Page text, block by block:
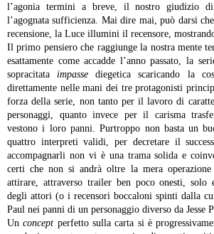
l’agonia termini a breve, il nostro giudizio
l’agognata sufficienza. Mai dire mai, può darsi
recensione, la Luce illumini il recensore,
Il primo pensiero che raggiunge la nostra mente
esattamente come accadde l’anno passato, la
sopracitata impasse diegetica scaricando la
direttamente nelle mani dei tre protagonisti
forza della serie, non tanto per il lavoro di
personaggi, quanto invece per il carisma
vestono i loro panni. Purtroppo non basta un
quattro interpreti validi, per decretare il
accompagnarli non vi è una trama solida e
certi che non si andrà oltre la mera
attirare, attraverso trailer ben poco onesti, solo
degli attori (o i recensori boccaloni spinti dalla
Paul nei panni di un personaggio diverso da Jesse
Unconcept perfetto sulla carta si è